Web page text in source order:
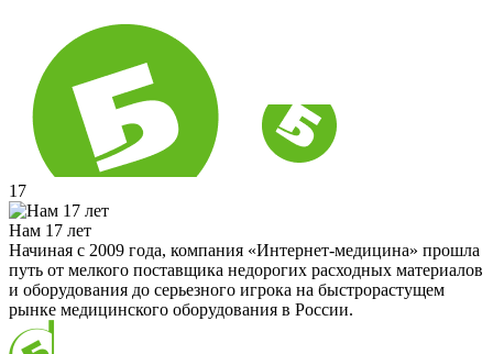
17
Нам 17 лет
Начиная с 2009 года, компания «Интернет-медицина» прошла
путь от мелкого поставщика недорогих расходных материалов
и оборудования до серьезного игрока на быстрорастущем
рынке медицинского оборудования в России.